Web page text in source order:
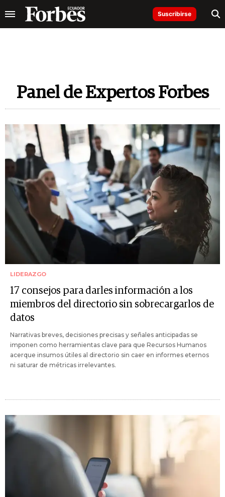
Suscribirse
Panel de Expertos Forbes
LIDERAZGO
17 consejos para darles información a los
miembros del directorio sin sobrecargarlos de
datos
Narrativas breves, decisiones precisas y señales anticipadas se
imponen como herramientas clave para que Recursos Humanos
acerque insumos útiles al directorio sin caer en informes eternos
ni saturar de métricas irrelevantes.